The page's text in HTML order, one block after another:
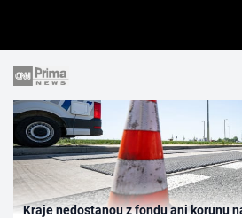
Kraje nedostanou z fondu ani korunu